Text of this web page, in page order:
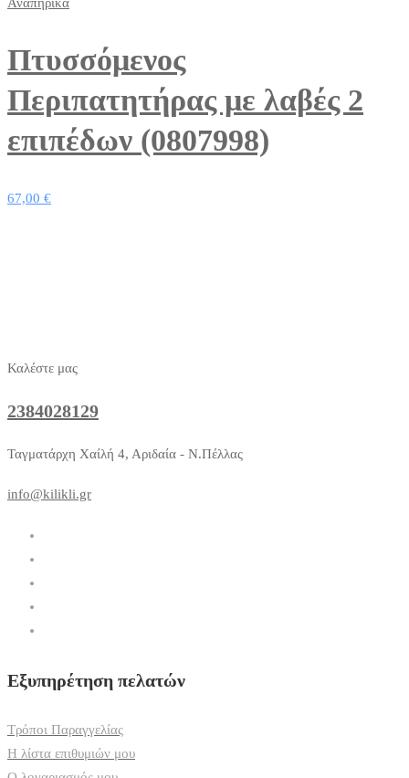
Πτυσσόμενος
Περιπατητήρας με λαβές 2
επιπέδων (0807998)
67,00 €
Καλέστε μας
2384028129
Ταγματάρχη Χαίλή 4, Αριδαία - Ν.Πέλλας
info@kilikli.gr
Εξυπηρέτηση πελατών
Τρόποι Παραγγελίας
Η λίστα επιθυμιών μου